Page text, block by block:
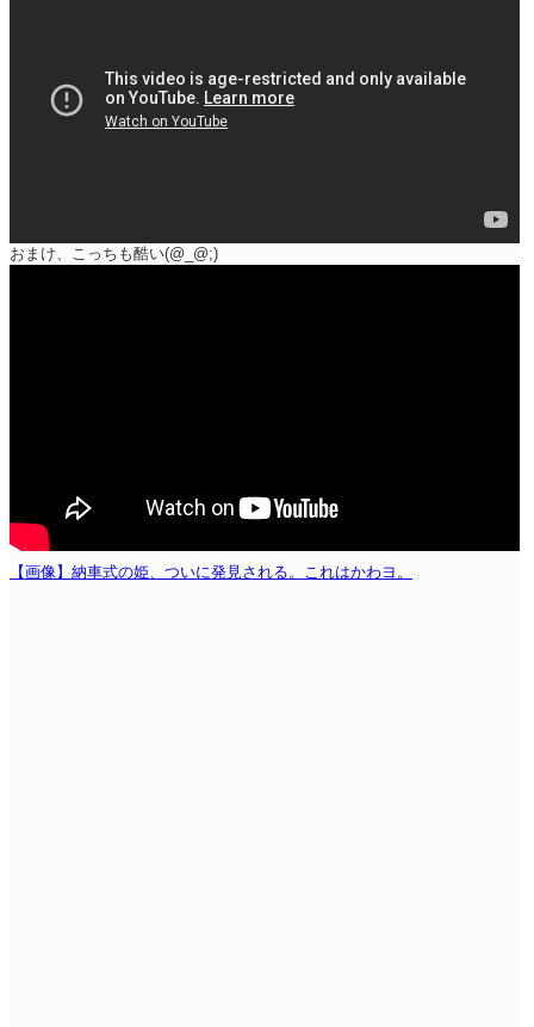
おまけ、こっちも酷い(@_@;)
【画像】納車式の姫、ついに発見される。これはかわヨ。